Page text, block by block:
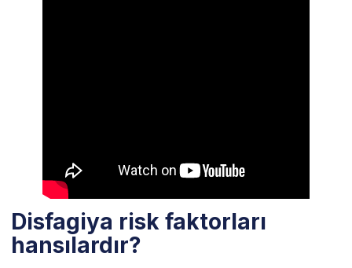
Disfagiya risk faktorları
hansılardır?